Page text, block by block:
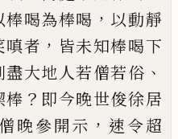
棒喝為棒喝 ， 以動靜
嗔者 ， 皆未知棒喝下
盡大地人若僧若俗 、
棒 ？ 即今晚世俊徐居
晚參開示 ， 速令超